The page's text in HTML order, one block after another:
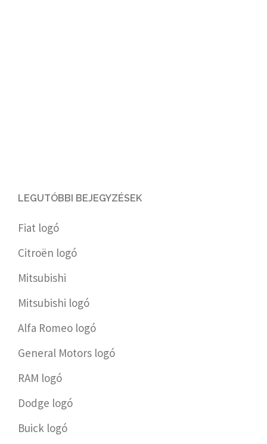
LEGUTÓBBI BEJEGYZÉSEK
Fiat logó
Citroën logó
Mitsubishi
Mitsubishi logó
Alfa Romeo logó
General Motors logó
RAM logó
Dodge logó
Buick logó